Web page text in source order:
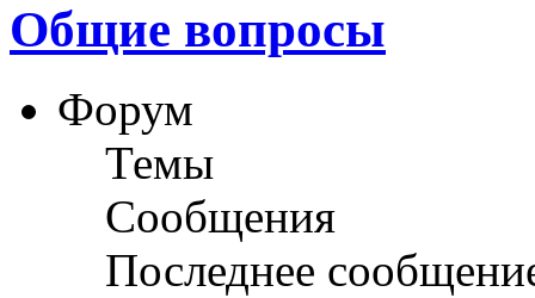
Общие вопросы
Форум
Темы
Сообщения
Последнее